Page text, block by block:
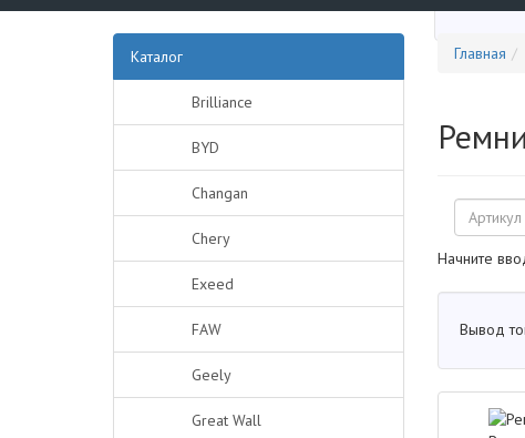
Каталог
Brilliance
BYD
Changan
Chery
Exeed
FAW
Geely
Great Wall
Главная
Начните
Вывод